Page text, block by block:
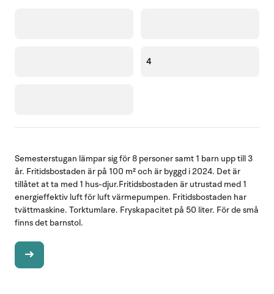
4
Semesterstugan lämpar sig för 8 personer samt 1 barn upp till 3
år. Fritidsbostaden är på 100 m² och är byggd i 2024. Det är
tillåtet at ta med 1 hus-djur.Fritidsbostaden är utrustad med 1
energieffektiv luft för luft värmepumpen. Fritidsbostaden har
tvättmaskine. Torktumlare. Fryskapacitet på 50 liter. För de små
finns det barnstol.